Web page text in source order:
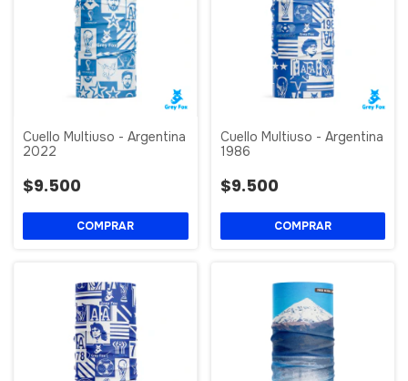
Cuello Multiuso - Argentina
2022
$9.500
Cuello Multiuso - Argentina
1986
$9.500